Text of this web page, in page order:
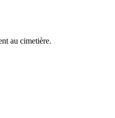
au cimetière.